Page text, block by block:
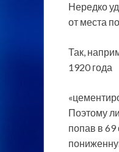
Нередко
от места
Так,
1920 года
Поэтому
попав в